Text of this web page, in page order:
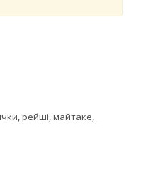
рейші, майтаке,